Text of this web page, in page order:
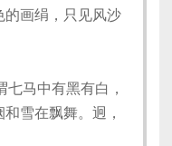
的画绢，只见风沙
马中有黑有白，
雪在飘舞。迥，